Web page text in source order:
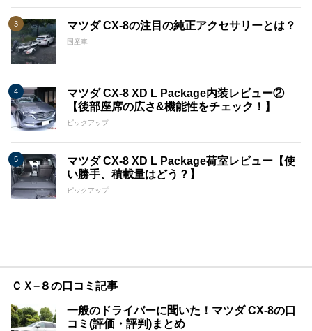
マツダ CX-8の注目の純正アクセサリーとは？
国産車
マツダ CX-8 XD L Package内装レビュー②
【後部座席の広さ&機能性をチェック！】
ピックアップ
マツダ CX-8 XD L Package荷室レビュー【使
い勝手、積載量はどう？】
ピックアップ
ＣＸ−８の口コミ記事
一般のドライバーに聞いた！マツダ CX-8の口
コミ(評価・評判)まとめ